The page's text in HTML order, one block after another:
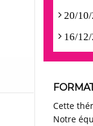
20/10/
16/12/
Cette
Notre